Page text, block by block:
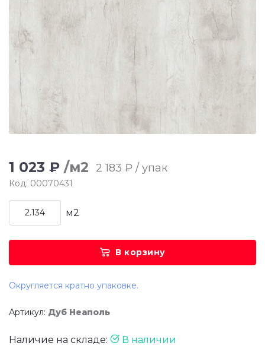
1 023 ₽ /м2 2 183 ₽ / упак
Код: 00070431
м2
В корзину
Округляется кратно упаковке.
Артикул: Дуб Неаполь
Наличие на складе: В наличии